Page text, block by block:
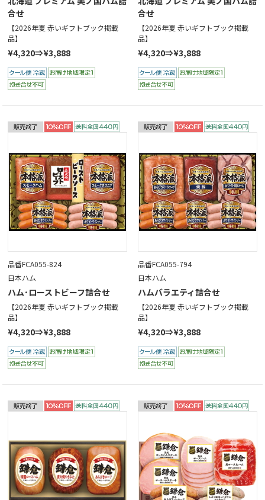
合せ
【2026年夏 赤いギフトブック掲載
品】
¥4,320⇒¥3,888
合せ
【2026年夏 赤いギフトブック掲載
品】
¥4,320⇒¥3,888
品番FCA055-824
日本ハム
ハム･ローストビーフ詰合せ
【2026年夏 赤いギフトブック掲載
品】
¥4,320⇒¥3,888
品番FCA055-794
日本ハム
ハムバラエティ詰合せ
【2026年夏 赤いギフトブック掲載
品】
¥4,320⇒¥3,888